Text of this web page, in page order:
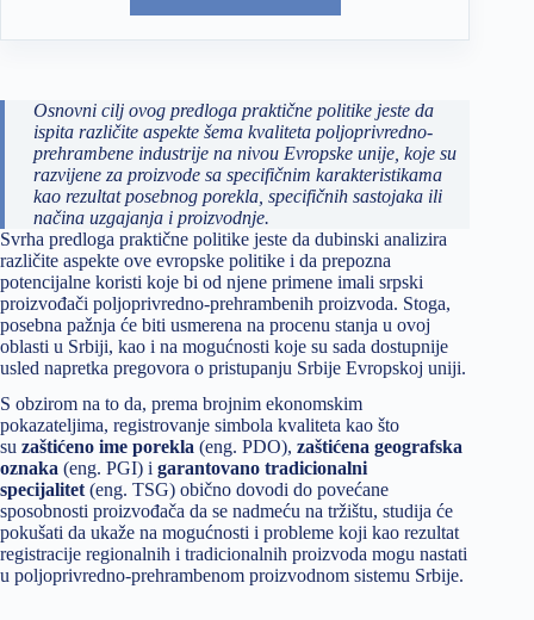
Osnovni cilj ovog predloga praktične politike jeste da
ispita različite aspekte šema kvaliteta poljoprivredno-
prehrambene industrije na nivou Evropske unije, koje su
razvijene za proizvode sa specifičnim karakteristikama
kao rezultat posebnog porekla, specifičnih sastojaka ili
načina uzgajanja i proizvodnje.
Svrha predloga praktične politike jeste da dubinski analizira
različite aspekte ove evropske politike i da prepozna
potencijalne koristi koje bi od njene primene imali srpski
proizvođači poljoprivredno-prehrambenih proizvoda. Stoga,
posebna pažnja će biti usmerena na procenu stanja u ovoj
oblasti u Srbiji, kao i na mogućnosti koje su sada dostupnije
usled napretka pregovora o pristupanju Srbije Evropskoj uniji.
S obzirom na to da, prema brojnim ekonomskim
pokazateljima, registrovanje simbola kvaliteta kao što
su zaštićeno ime porekla (eng. PDO), zaštićena geografska
oznaka (eng. PGI) i garantovano tradicionalni
specijalitet(eng. TSG) obično dovodi do povećane
sposobnosti proizvođača da se nadmeću na tržištu, studija će
pokušati da ukaže na mogućnosti i probleme koji kao rezultat
registracije regionalnih i tradicionalnih proizvoda mogu nastati
u poljoprivredno-prehrambenom proizvodnom sistemu Srbije.